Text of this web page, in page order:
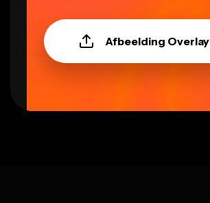
Afbeelding Overlay